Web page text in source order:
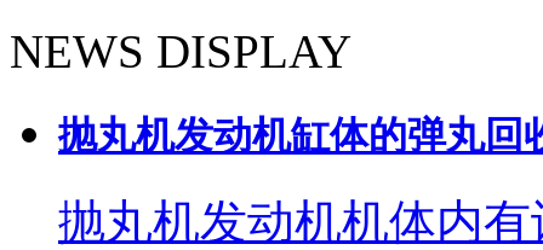
NEWS DISPLAY
抛丸机发动机缸体的弹丸回
抛丸机发动机机体内